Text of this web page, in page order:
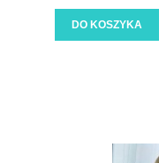
DO KOSZYKA